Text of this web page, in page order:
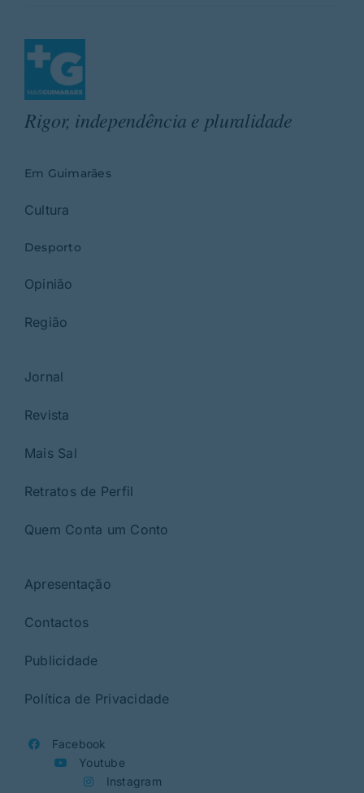
Rigor, independência e pluralidade
Em Guimarães
Cultura
Desporto
Opinião
Região
Jornal
Revista
Mais Sal
Retratos de Perfil
Quem Conta um Conto
Apresentação
Contactos
Publicidade
Política de Privacidade
Facebook
Youtube
Instagram